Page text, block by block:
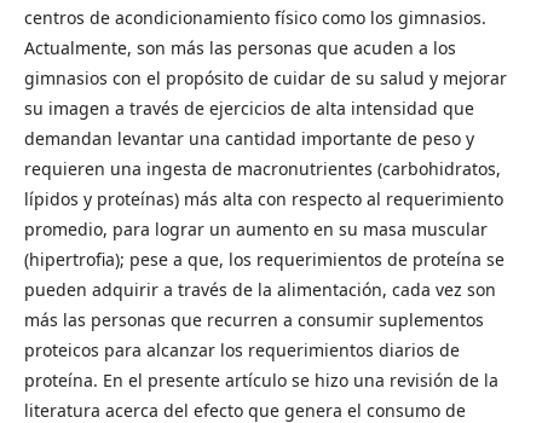
centros de acondicionamiento físico como los gimnasios.
Actualmente, son más las personas que acuden a los
gimnasios con el propósito de cuidar de su salud y mejorar
su imagen a través de ejercicios de alta intensidad que
demandan levantar una cantidad importante de peso y
requieren una ingesta de macronutrientes (carbohidratos,
lípidos y proteínas) más alta con respecto al requerimiento
promedio, para lograr un aumento en su masa muscular
(hipertrofia); pese a que, los requerimientos de proteína se
pueden adquirir a través de la alimentación, cada vez son
más las personas que recurren a consumir suplementos
proteicos para alcanzar los requerimientos diarios de
proteína. En el presente artículo se hizo una revisión de la
literatura acerca del efecto que genera el consumo de